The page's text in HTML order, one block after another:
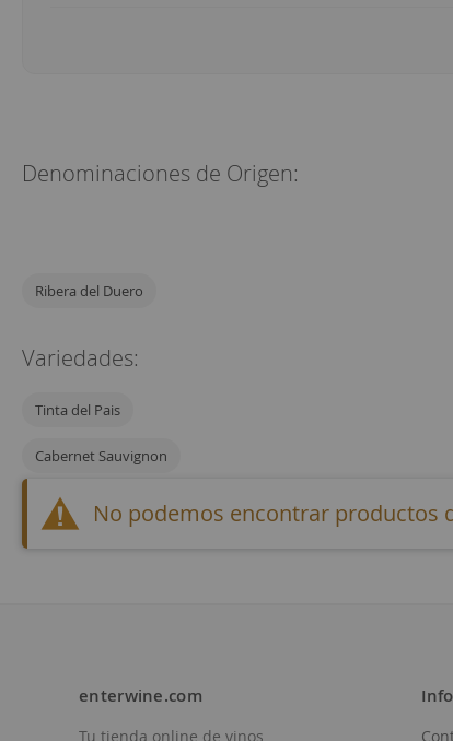
Denominaciones de Origen:
Ribera del Duero
Variedades:
Tinta del Pais
Cabernet Sauvignon
No podemos encontrar productos
enterwine.com
Tu tienda online de vinos